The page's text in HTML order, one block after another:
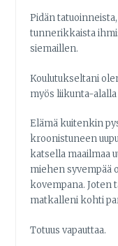
Pidän
tunnerikkaista
siemaillen.
Koulutukseltani
myös liikunta-
Elämä kuitenkin
kroonistuneen
katsella maailmaa
miehen syvempää
kovempana. Joten
matkalleni kohti
Totuus vapauttaa.